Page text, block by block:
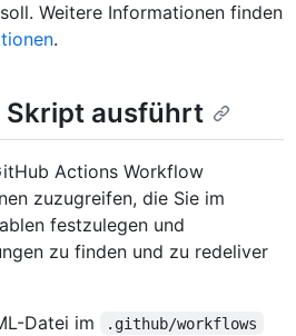
Weitere Informationen finden
.
Skript ausführt
Actions Workflow
zuzugreifen, die Sie im
festzulegen und
zu finden und zu redeliver
Datei im
.github/workflows